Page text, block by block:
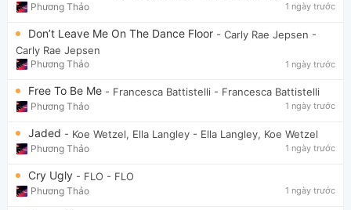
Phương Thảo 1 ngày trước
Don’t Leave Me On The Dance Floor - Carly Rae Jepsen -
Carly Rae Jepsen
Phương Thảo 1 ngày trước
Free To Be Me - Francesca Battistelli - Francesca Battistelli
Phương Thảo 1 ngày trước
Jaded - Koe Wetzel, Ella Langley - Ella Langley, Koe Wetzel
Phương Thảo 1 ngày trước
Cry Ugly - FLO - FLO
Phương Thảo 1 ngày trước